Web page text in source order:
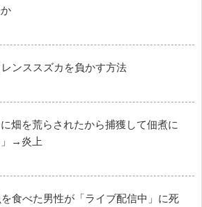
ンススズカを負かす方法
畑を荒らされたから捕獲して佃煮に
」→炎上
食べた男性が「ライブ配信中」に死